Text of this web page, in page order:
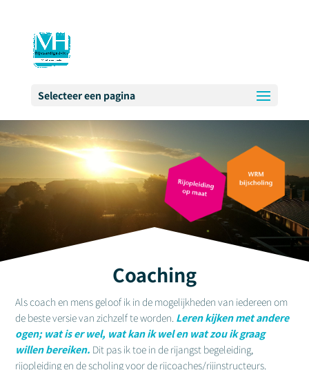
Selecteer een pagina
Coaching
Als coach en mens geloof ik in de mogelijkheden van iedereen om
de beste versie van zichzelf te worden. Leren kijken met andere
ogen; wat is er wel, wat kan ik wel en wat zou ik graag
willen bereiken. Dit pas ik toe in de rijangst begeleiding,
rijopleiding en de scholing voor de rijcoaches/rijinstructeurs.